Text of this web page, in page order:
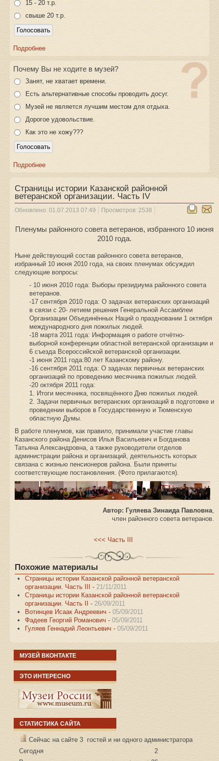
15 - 20 т.р.
свыше 20 т.р.
Подробнее
Почему Вы не ходите в музей?
Занят, не хватает времени.
Есть альтернативные способы проводить досуг.
Музей не является лучшим местом для отдыха.
Дорогое удовольствие.
Как это не хожу???
Подробнее
Страницы истории Казанской районной
ветеранской организации. Часть IV
Обновлено: 01.07.2013 07:49 Просмотров: 2538
Пленумы районного совета ветеранов, избранного 10 июня
2010 года.
Ныне действующий состав районного совета ветеранов,
избранный 10 июня 2010 года, на своих пленумах обсуждил
следующие вопросы:
- 10 июня 2010 года: Выборы президиума районного совета
ветеранов.
-17 сентября 2010 года: О задачах ветеранских организаций
в связи с 20- летием решения Генеральной Ассамблеи
Организации Объединённых Наций о праздновании 1 октября
международного дня пожилых людей.
-18 марта 2011 года: Информация о работе отчётно-
выборной конференции областной ветеранской организации и
6 съезда Всероссийской ветеранской организации.
-1 июня 2011 года:80 лет Казанскому району.
-16 сентября 2011 года: О задачах первичных ветеранских
организаций по проведению месячника пожилых людей.
-20 октября 2011 года:
1. Итоги месячника, посвящённого Дню пожилых людей.
2. Задачи первичных ветеранских организаций в подготовке и
проведении выборов в Государственную и Тюменскую
областную Думы.
В работе пленумов, как правило, принимали участие главы
Казанского района Денисов Илья Васильевич и Богданова
Татьяна Александровна, а также руководители отделов
администрации района и организаций, деятельность которых
связана с жизнью пенсионеров района. Были приняты
соответствующие постановления. (Фото прилагаются).
Автор: Гуляева Зинаида Павловна
член районного совета ветеранов.
<<< Часть III
Похожие материалы
Страницы истории Казанской районной ветеранской
организации. Часть III - 21/11/2011
Страницы истории Казанской районной ветеранской
организации. Часть II - 26/09/2011
Вотинцев Исаак Андреевич - 05/09/2011
Фадеев Георгий Романович - 05/09/2011
Гуляев Геннадий Леонтьевич - 05/09/2011
МУЗЕЙ ВКОНТАКТЕ
ЭТО ИНТЕРЕСНО
СТАТИСТИКА САЙТА
Сейчас на сайте 3 гостей и ни одного администратора
Сегодня
2